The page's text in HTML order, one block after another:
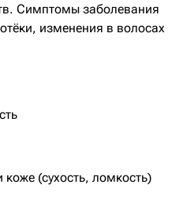
Симптомы заболевания
изменения в волосах
(сухость, ломкость)